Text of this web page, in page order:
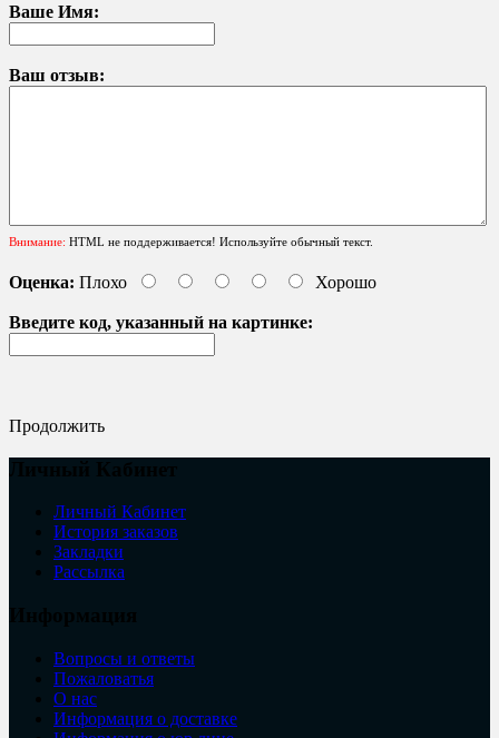
Ваше Имя:
Ваш отзыв:
Внимание: HTML не поддерживается! Используйте обычный текст.
Оценка: Плохо Хорошо
Введите код, указанный на картинке:
Продолжить
Личный Кабинет
История заказов
Закладки
Рассылка
Вопросы и ответы
Пожаловатья
О нас
Информация о доставке